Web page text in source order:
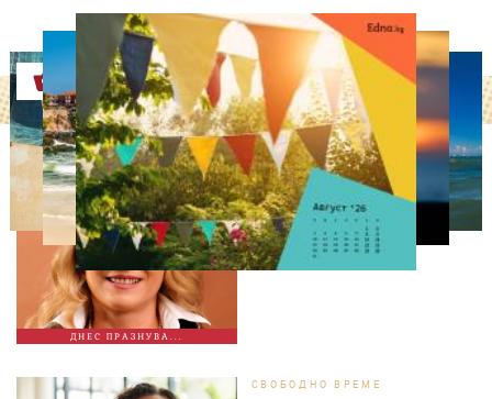
Оферти
ДНЕС ПРАЗНУВА...
ДНЕС ПРАЗНУВАТ
Албена Павлова на 60:
Талант, хумор и
незабравими роли
СВОБОДНО ВРЕМЕ